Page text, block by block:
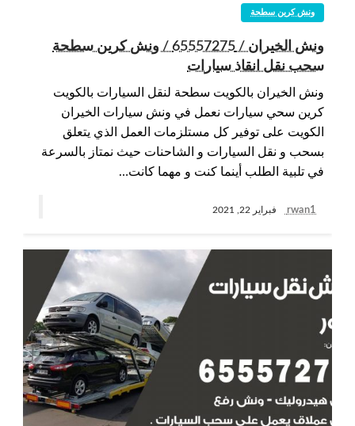
ونش كرين سطحة
ونش الخيران / 65557275 / ونش كرين سطحة
سحب نقل انقاذ سيارات
ونش الخيران بالكويت سطحة لنقل السيارات بالكويت
كرين سحي سيارات نعمل في ونش سيارات الخيران
الكويت على توفير كل مستلزمات العمل الذي يتعلق
بسحب و نقل السيارات و الشاحنات حيث نمتاز بالسرعة
في تلبية الطلب أينما كنت و مهما كانت…
rwan1 فبراير 22, 2021